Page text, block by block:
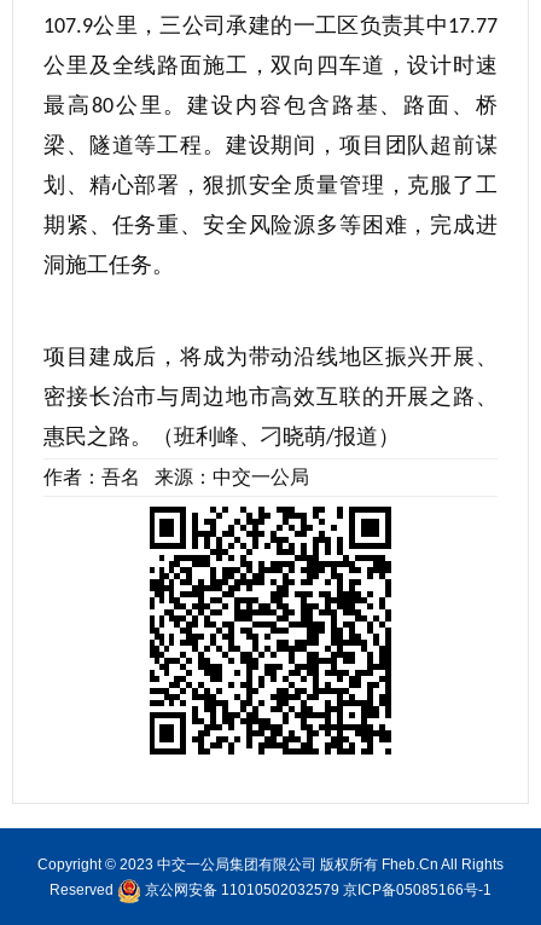
107.9公里，三公司承建的一工区负责其中17.77
公里及全线路面施工，双向四车道，设计时速
最高80公里。建设内容包含路基、路面、桥
梁、隧道等工程。建设期间，项目团队超前谋
划、精心部署，狠抓安全质量管理，克服了工
期紧、任务重、安全风险源多等困难，完成进
洞施工任务。
项目建成后，将成为带动沿线地区振兴开展、
密接长治市与周边地市高效互联的开展之路、
惠民之路。（班利峰、刁晓萌/报道）
作者：吾名 来源：中交一公局
Copyright © 2023 中交一公局集团有限公司 版权所有 Fheb.Cn All Rights
Reserved
京公网安备 11010502032579 京ICP备05085166号-1